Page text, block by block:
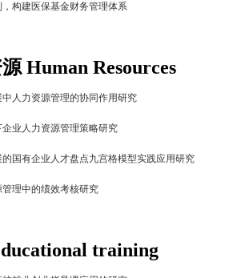
构建医保基金财务管理体系
源Human Resources
中人力资源管理的协同作用研究
业人力资源管理策略研究
国有企业人才盘点九宫格模型实践应用研究
理中的绩效考核研究
training